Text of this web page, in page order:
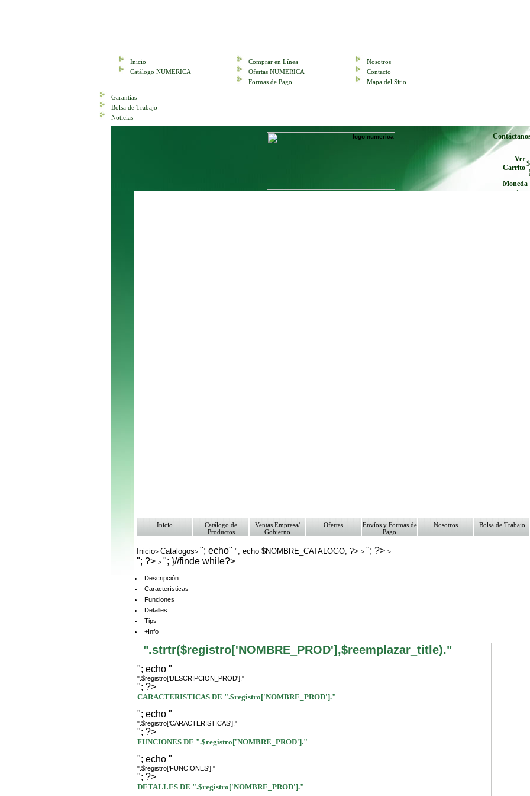
Inicio
Catálogo NUMERICA
Comprar en Línea
Ofertas NUMERICA
Formas de Pago
Nosotros
Contacto
Mapa del Sitio
Garantías
Bolsa de Trabajo
Noticias
Ver
Carrito
Moneda
envíe
Inicio
Catálogo de
Productos
Ventas Empresa/
Gobierno
Ofertas
Envíos y Formas de
Pago
Nosotros Bolsa de Trabajo
Inicio>Catalogos> "; echo" "; echo $NOMBRE_CATALOGO; ?>> "; ?>>
"; ?>> "; }//finde while?>
Descripción
Características
Funciones
Detalles
Tips
+Info
".strtr($registro['NOMBRE_PROD'],$reemplazar_title)."
"; echo "
".$registro['DESCRIPCION_PROD']."
"; ?>
CARACTERISTICAS DE ".$registro['NOMBRE_PROD']."
"; echo "
".$registro['CARACTERISTICAS']."
"; ?>
FUNCIONES DE ".$registro['NOMBRE_PROD']."
"; echo "
".$registro['FUNCIONES']."
"; ?>
DETALLES DE ".$registro['NOMBRE_PROD']."